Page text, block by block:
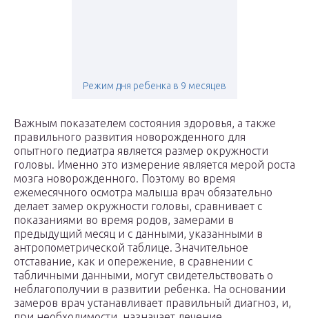
Режим дня ребенка в 9 месяцев
Важным показателем состояния здоровья, а также
правильного развития новорожденного для
опытного педиатра является размер окружности
головы. Именно это измерение является мерой роста
мозга новорожденного. Поэтому во время
ежемесячного осмотра малыша врач обязательно
делает замер окружности головы, сравнивает с
показаниями во время родов, замерами в
предыдущий месяц и с данными, указанными в
антропометрической таблице. Значительное
отставание, как и опережение, в сравнении с
табличными данными, могут свидетельствовать о
неблагополучии в развитии ребенка. На основании
замеров врач устанавливает правильный диагноз, и,